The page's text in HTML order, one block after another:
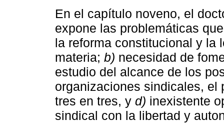
En el capítulo noveno, el
expone las problemáticas
la reforma constitucional y la
materia; b) necesidad de
estudio del alcance de los
organizaciones sindicales, el
tres en tres, y d) inexistente
sindical con la libertad y